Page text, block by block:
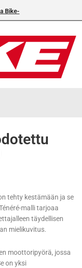
Bike-numeroa!
tehty kestämään ja se
malli tarjoaa
täydellisen
mielikuvitus.
moottoripyörä, jossa
on yksi